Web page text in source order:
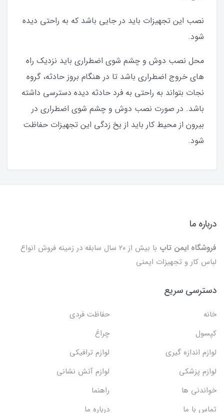
نصب این تجهیزات باید در جایی باشد که به راحتی دیده
شود.
محل نصب دوش و چشم شوی اضطراری باید نزدیک راه
های خروج اضطراری باشد تا در هنگام بروز حادثه، گروه
نجات بتواند به راحتی به فرد حادثه دیده دسترسی داشته
باشد. در صورت نصب دوش و چشم شوی اضطراری در
بیرون از محیط کار باید از یخ زدگی این تجهیزات حفاظت
شود.
درباره ما
فروشگاه ایمن تاپ
با بیش از ۲۰ سال سابقه در زمینه فروش انواع
لباس کار و تجهیزات ایمنی
دسترسی سریع
خانه
حفاظت فردی
کپسول
چراغ
لوازم اندازه گیری
لوازم ترافیکی
لوازم پزشکی
لوازم آتش نشانی
خواندنی ها
راهنما
تماس با ما
درباره ما